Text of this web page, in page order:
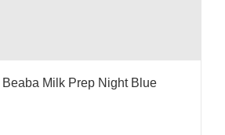
Beaba Milk Prep Night Blue